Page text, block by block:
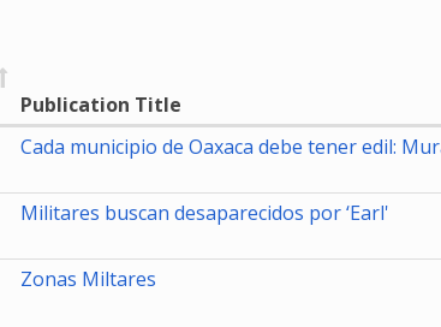
Publication Title
Cada municipio de Oaxaca debe tener edil:
Militares buscan desaparecidos por ‘Earl'
Zonas Miltares